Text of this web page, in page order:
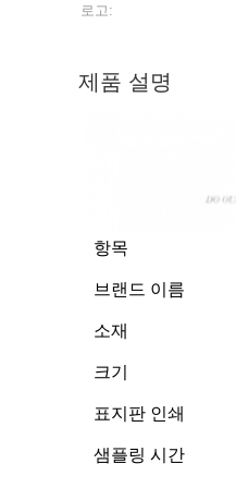
로고:
제품 설명
항목
브랜드 이름
소재
크기
표지판 인쇄
샘플링 시간